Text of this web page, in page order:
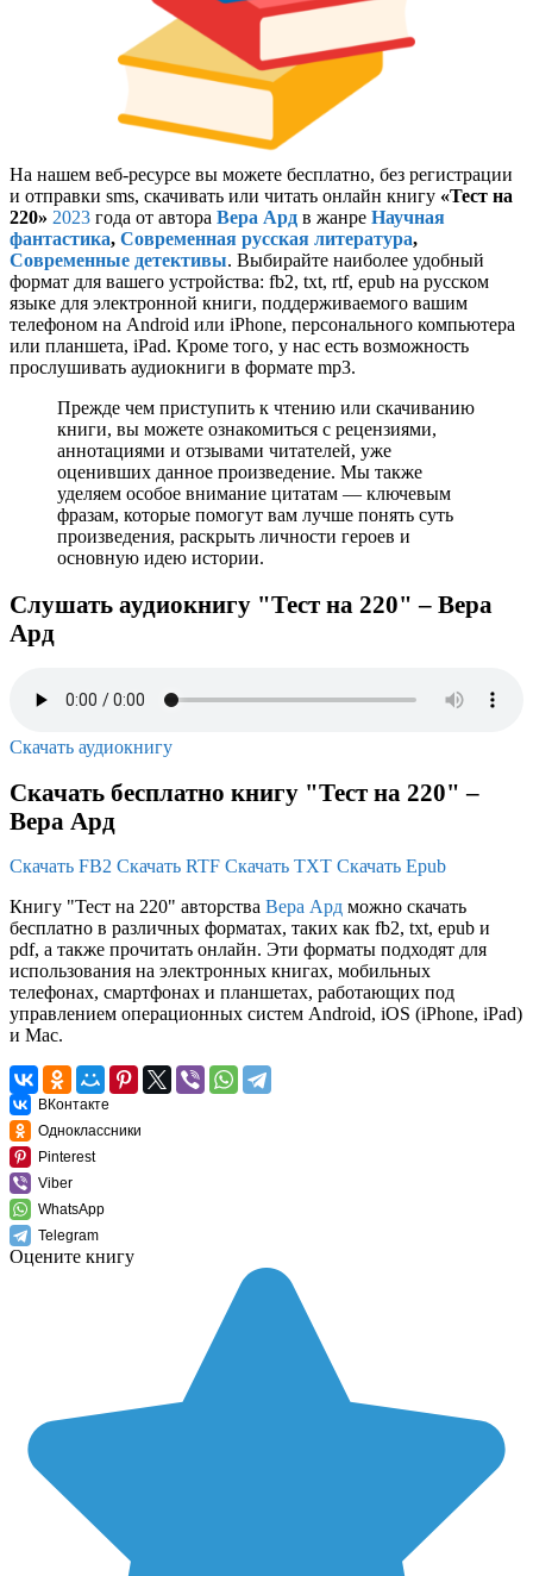
На нашем веб-ресурсе вы можете бесплатно, без регистрации
и отправки sms, скачивать или читать онлайн книгу «Тест на
220» 2023 года от автора Вера Ард в жанре Научная
фантастика, Современная русская литература,
Современные детективы. Выбирайте наиболее удобный
формат для вашего устройства: fb2, txt, rtf, epub на русском
языке для электронной книги, поддерживаемого вашим
телефоном на Android или iPhone, персонального компьютера
или планшета, iPad. Кроме того, у нас есть возможность
прослушивать аудиокниги в формате mp3.
Прежде чем приступить к чтению или скачиванию
книги, вы можете ознакомиться с рецензиями,
аннотациями и отзывами читателей, уже
оценивших данное произведение. Мы также
уделяем особое внимание цитатам — ключевым
фразам, которые помогут вам лучше понять суть
произведения, раскрыть личности героев и
основную идею истории.
Слушать аудиокнигу "Тест на 220" – Вера
Ард
Скачать аудиокнигу
Скачать бесплатно книгу "Тест на 220" –
Вера Ард
Скачать FB2 Скачать RTF Скачать TXT Скачать Epub
Книгу "Тест на 220" авторства Вера Ард можно скачать
бесплатно в различных форматах, таких как fb2, txt, epub и
pdf, а также прочитать онлайн. Эти форматы подходят для
использования на электронных книгах, мобильных
телефонах, смартфонах и планшетах, работающих под
управлением операционных систем Android, iOS (iPhone, iPad)
и Mac.
ВКонтакте
Одноклассники
Pinterest
Viber
WhatsApp
Telegram
Оцените книгу